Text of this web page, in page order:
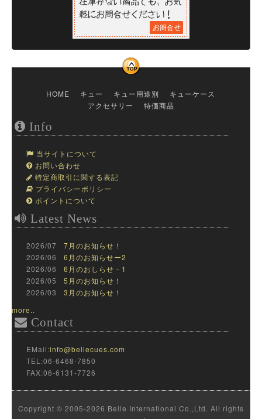
HOME キュー キュー用途別
キューケース
アクセサリー
特価商品
Info
当サイトについて
お問い合わせ
特定商取引に関する表記
プライバシーポリシー
ポイントについて
Latest News
2026/07 7月のお知らせ！
2026/06 6月のお知らせー2
2026/06 6月のおしらせ－1
2026/05 5月のお知らせ！
2026/03 3月のお知らせ！
more..
Contact
EMail:info@bellecues.com
TEL:06-6468-7850
FAX:06-6131-7726
Copyright © 2005-2026 Belle International Co.,Ltd. All rights